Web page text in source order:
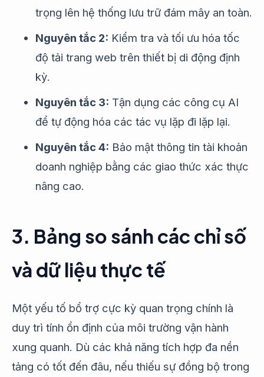
trọng lên hệ thống lưu trữ đám mây an toàn.
Nguyên tắc 2: Kiểm tra và tối ưu hóa tốc
độ tải trang web trên thiết bị di động định
kỳ.
Nguyên tắc 3: Tận dụng các công cụ AI
để tự động hóa các tác vụ lặp đi lặp lại.
Nguyên tắc 4: Bảo mật thông tin tài khoản
doanh nghiệp bằng các giao thức xác thực
nâng cao.
3. Bảng so sánh các chỉ số
và dữ liệu thực tế
Một yếu tố bổ trợ cực kỳ quan trọng chính là
duy trì tính ổn định của môi trường vận hành
xung quanh. Dù các khả năng tích hợp đa nền
tảng có tốt đến đâu, nếu thiếu sự đồng bộ trong